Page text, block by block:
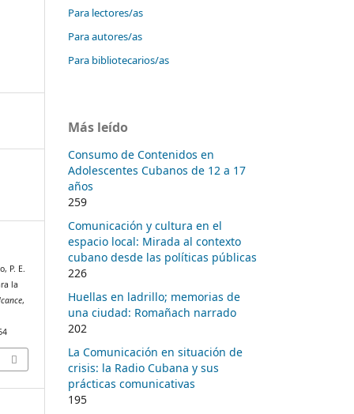
P. E.
la
,
Para lectores/as
Para autores/as
Para bibliotecarios/as
Más leído
Consumo de Contenidos en
Adolescentes Cubanos de 12 a 17
años
259
Comunicación y cultura en el
espacio local: Mirada al contexto
cubano desde las políticas públicas
226
Huellas en ladrillo; memorias de
una ciudad: Romañach narrado
202
La Comunicación en situación de
crisis: la Radio Cubana y sus
prácticas comunicativas
195